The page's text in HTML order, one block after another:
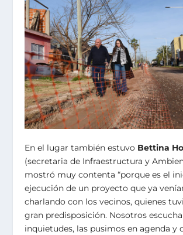
En el lugar también estuvo Bettina
(secretaria de Infraestructura y
mostró muy contenta “porque es el
ejecución de un proyecto que ya
charlando con los vecinos, quienes
gran predisposición. Nosotros
inquietudes, las pusimos en agenda y